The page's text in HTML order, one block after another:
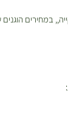
במחירים